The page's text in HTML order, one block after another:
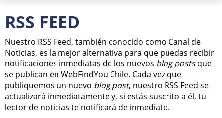
RSS FEED
Nuestro RSS Feed, también conocido como Canal de
Noticias, es la mejor alternativa para que puedas recibir
notificaciones inmediatas de los nuevos blog postsque
se publican en WebFindYou Chile. Cada vez que
publiquemos un nuevo blog post, nuestro RSS Feed se
actualizará inmediatamente y, si estás suscrito a él, tu
lector de noticias te notificará de inmediato.